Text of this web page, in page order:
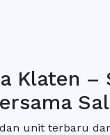
Klaten –
unit terbaru